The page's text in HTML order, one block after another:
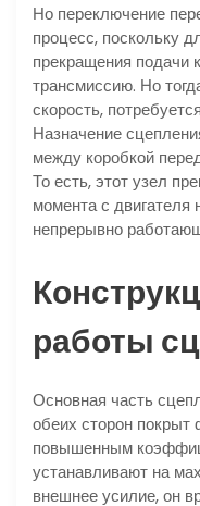
Но переключение
процесс, поскольку
прекращения подачи
трансмиссию. Но
скорость,
Назначение
между коробкой
То есть, этот узел
момента с двигателя
непрерывно
работы
Основная часть
обеих сторон
повышенным
устанавливают на
внешнее усилие, он